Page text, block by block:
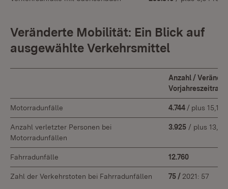
Veränderte Mobilität: Ein Blick auf
ausgewählte Verkehrsmittel
Anzahl /
Motorradunfälle 4.744 / plus 15,1
Anzahl verletzter Personen bei
Motorradunfällen
3.925 / plus 13,7
Fahrradunfälle 12.760
Zahl der Verkehrstoten bei Fahrradunfällen 75 / 2021: 57